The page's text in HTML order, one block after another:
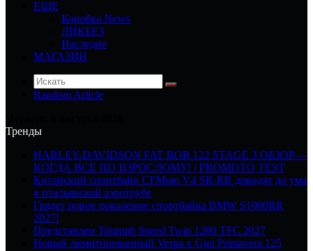
ЕЩЕ
Коробка News
ЛИКБЕЗ
Наследие
МАГАЗИН
Random Article
Тренды
HARLEY-DAVIDSON FAT BOB 122 STAGE 3 ОБЗОР—
КОГДА ВСЕ ПО ВЗРОСЛОМУ! | PROMOTO TEST
Китайский спортбайк CFMoto V4 SR-RR доводят до ума
в итальянской аэротрубе
Грядет новое поколение спортбайка BMW S1000RR
2027!
Представлен Triumph Speed Twin 1200 TFC 2027
Новый лимитированный Vespa x Gigi Primavera 125